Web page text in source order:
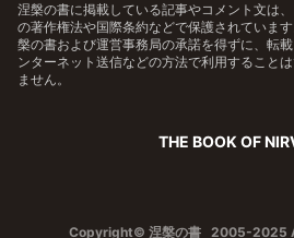
涅槃の書に掲載している記事やコメント文は
の著作権法や国際条約などで保護されていま
槃の書および運営事務局の承諾を得ずに、転載
ンターネット送信などの方法で利用することは
ません。
THE BOOK OF
Copyright© 涅槃の書 2005-2025